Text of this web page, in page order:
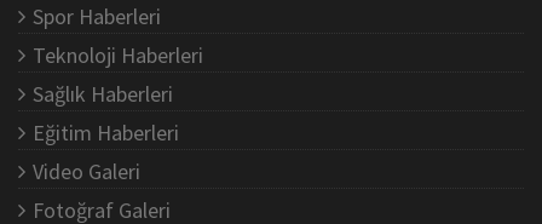
Spor Haberleri
Teknoloji Haberleri
Sağlık Haberleri
Eğitim Haberleri
Video Galeri
Fotoğraf Galeri